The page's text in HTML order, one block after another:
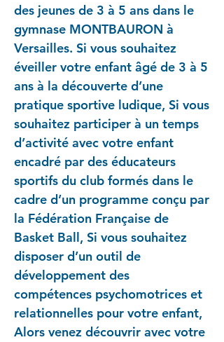
des jeunes de 3 à 5 ans dans le
gymnase MONTBAURON à
Versailles. Si vous souhaitez
éveiller votre enfant âgé de 3 à 5
ans à la découverte d’une
pratique sportive ludique, Si vous
souhaitez participer à un temps
d’activité avec votre enfant
encadré par des éducateurs
sportifs du club formés dans le
cadre d’un programme conçu par
la Fédération Française de
Basket Ball, Si vous souhaitez
disposer d’un outil de
développement des
compétences psychomotrices et
relationnelles pour votre enfant,
Alors venez découvrir avec votre